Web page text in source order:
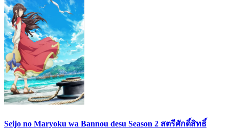
Seijo no Maryoku wa Bannou desu Season 2 สตรีศักดิ์สิทธิ์